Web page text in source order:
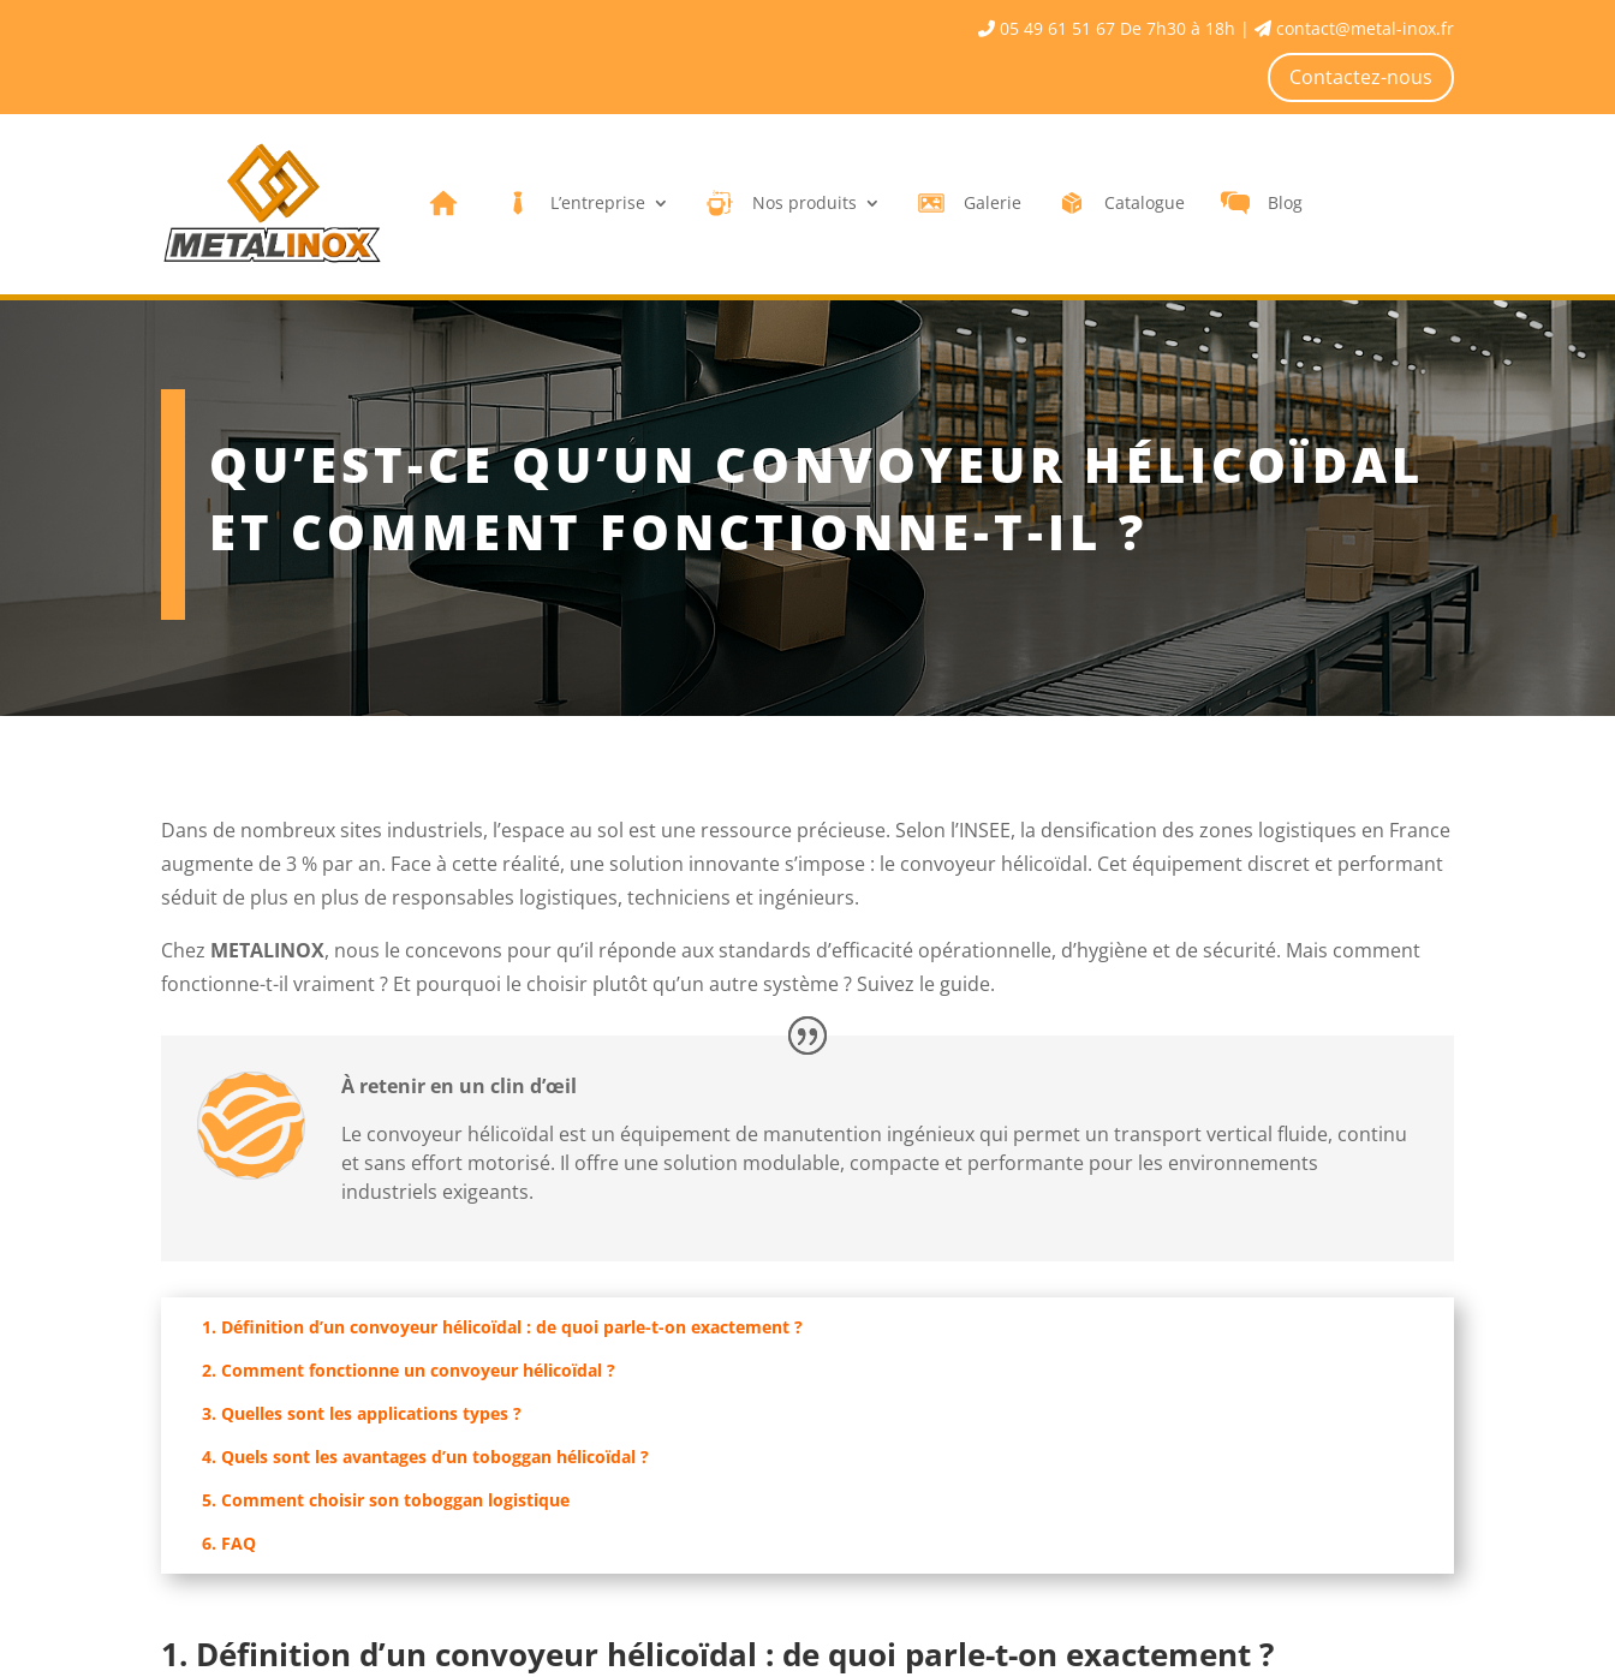
05 49 61 51 67 De 7h30 à 18h | contact@metal-inox.fr
Contactez-nous
L’entreprise Nos produits Galerie Catalogue Blog
QU’EST-CE QU’UN CONVOYEUR HÉLICOÏDAL
ET COMMENT FONCTIONNE-T-IL ?
Dans de nombreux sites industriels, l’espace au sol est une ressource précieuse. Selon l’INSEE, la densification des zones logistiques en France
augmente de 3 % par an. Face à cette réalité, une solution innovante s’impose : le convoyeur hélicoïdal. Cet équipement discret et performant
séduit de plus en plus de responsables logistiques, techniciens et ingénieurs.
Chez METALINOX, nous le concevons pour qu’il réponde aux standards d’efficacité opérationnelle, d’hygiène et de sécurité. Mais comment
fonctionne-t-il vraiment ? Et pourquoi le choisir plutôt qu’un autre système ? Suivez le guide.
À retenir en un clin d’œil
Le convoyeur hélicoïdal est un équipement de manutention ingénieux qui permet un transport vertical fluide, continu
et sans effort motorisé. Il offre une solution modulable, compacte et performante pour les environnements
industriels exigeants.
1. Définition d’un convoyeur hélicoïdal : de quoi parle-t-on exactement ?
2. Comment fonctionne un convoyeur hélicoïdal ?
3. Quelles sont les applications types ?
4. Quels sont les avantages d’un toboggan hélicoïdal ?
5. Comment choisir son toboggan logistique
6. FAQ
1. Définition d’un convoyeur hélicoïdal : de quoi parle-t-on exactement ?